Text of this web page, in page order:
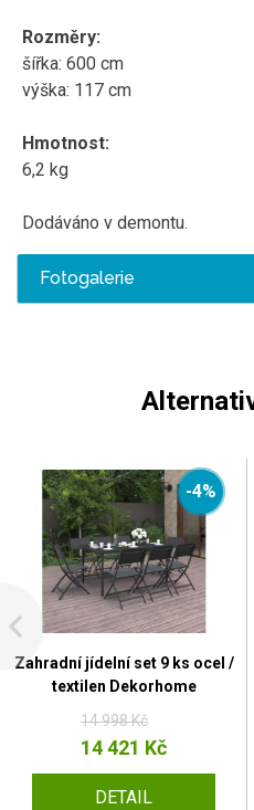
Rozměry:
šířka: 600 cm
výška: 117 cm
Hmotnost:
6,2 kg
Dodáváno v demontu.
Fotogalerie
-4%
Zahradní jídelní set 9 ks ocel /
textilen Dekorhome
14 998 Kč
14 421 Kč
DETAIL